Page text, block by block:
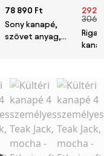
78 890 Ft
Sony kanapé,
szövet anyag,
292
306